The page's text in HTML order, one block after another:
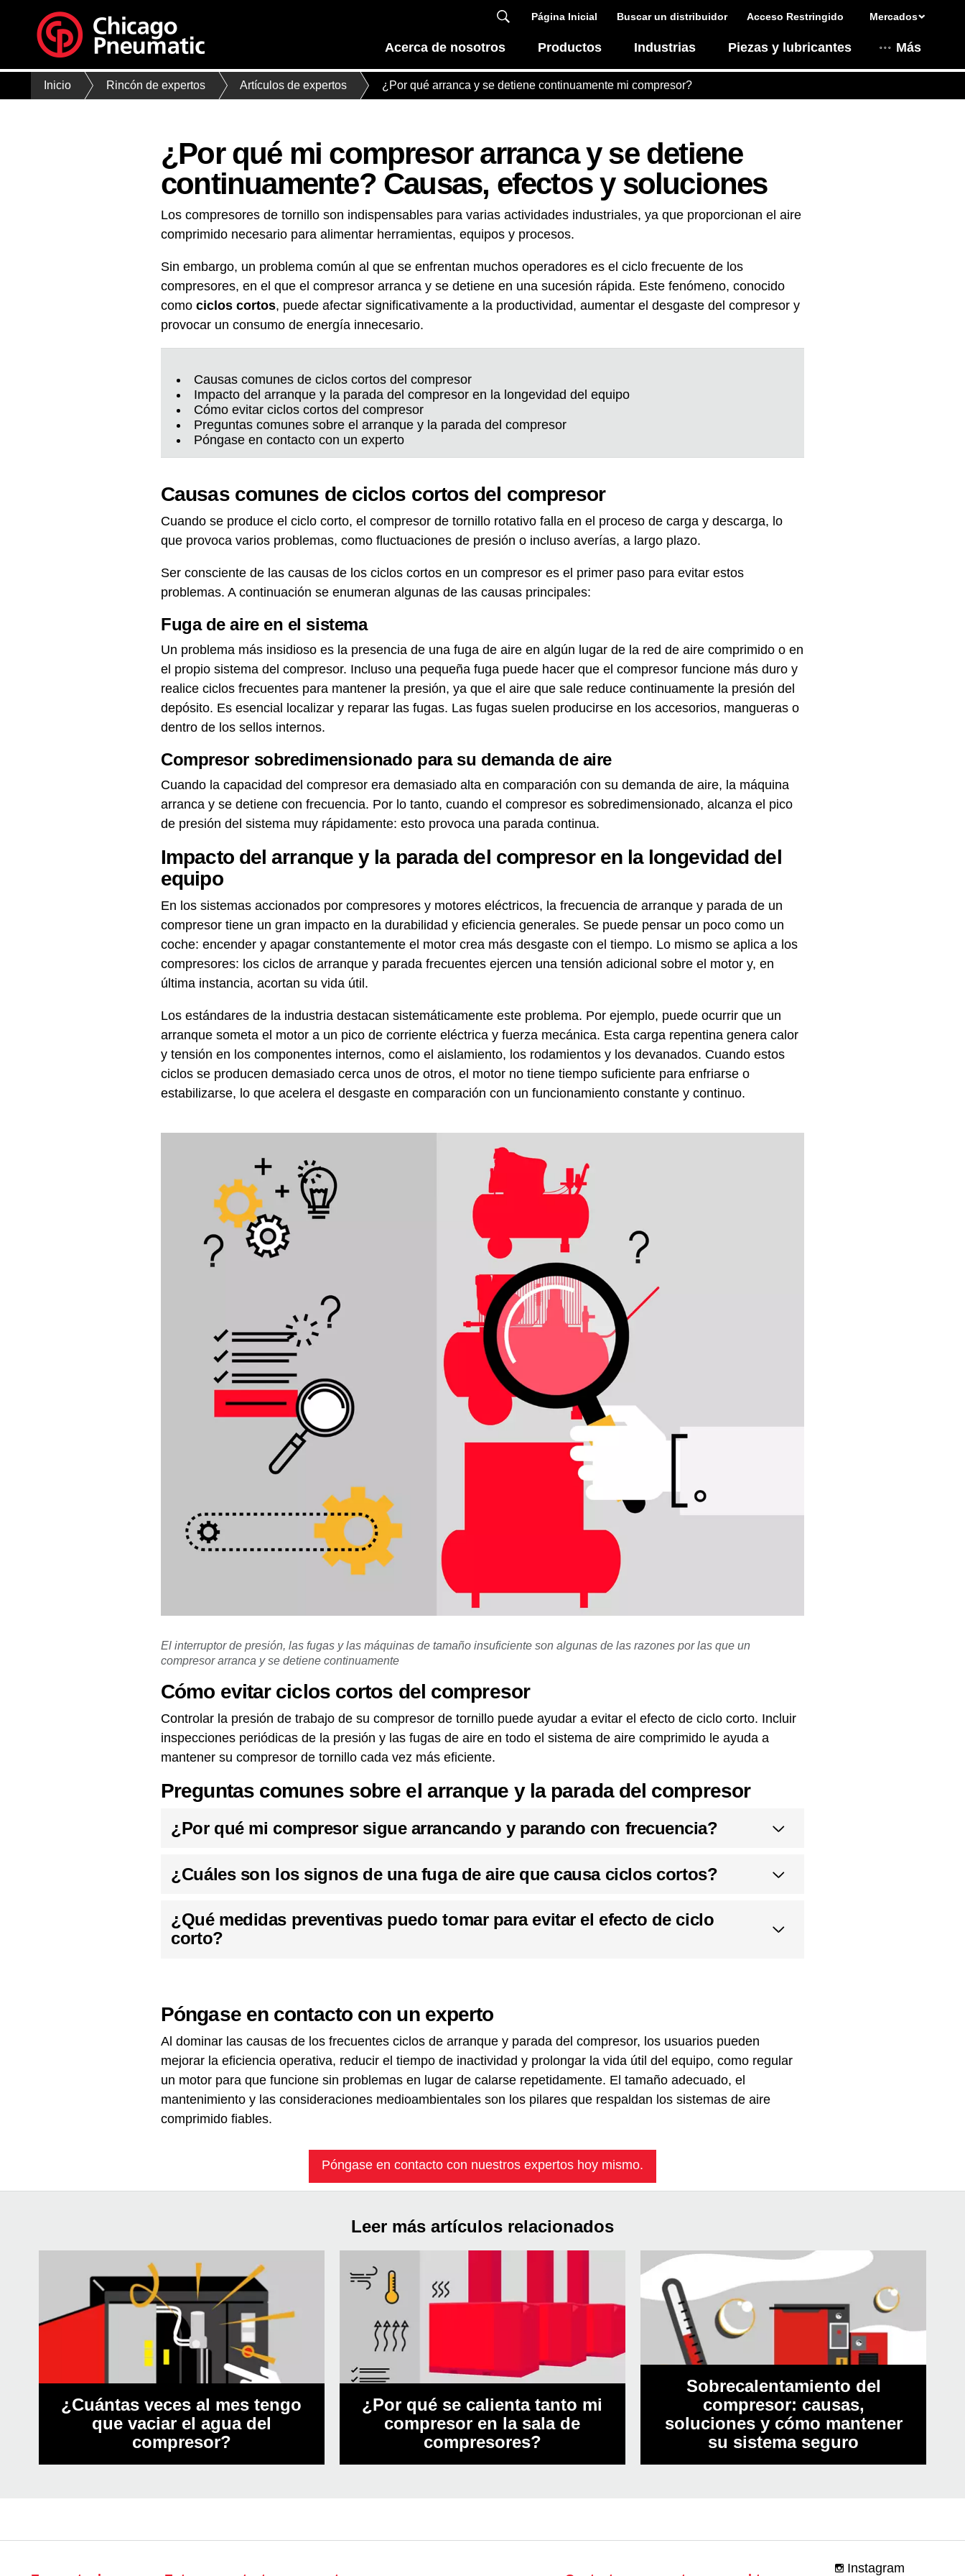
Mercados
Página Inicial Buscar un distribuidor Acceso Restringido
Más
Acerca de nosotros Productos Industrias Piezas y lubricantes
Inicio Rincón de expertos Artículos de expertos ¿Por qué arranca y se detiene continuamente mi compresor?
¿Por qué mi compresor arranca y se detiene
continuamente? Causas, efectos y soluciones
Los compresores de tornillo son indispensables para varias actividades industriales, ya que proporcionan el aire
comprimido necesario para alimentar herramientas, equipos y procesos.
Sin embargo, un problema común al que se enfrentan muchos operadores es el ciclo frecuente de los
compresores, en el que el compresor arranca y se detiene en una sucesión rápida. Este fenómeno, conocido
como ciclos cortos, puede afectar significativamente a la productividad, aumentar el desgaste del compresor y
provocar un consumo de energía innecesario.
Causas comunes de ciclos cortos del compresor
Impacto del arranque y la parada del compresor en la longevidad del equipo
Cómo evitar ciclos cortos del compresor
Preguntas comunes sobre el arranque y la parada del compresor
Póngase en contacto con un experto
Causas comunes de ciclos cortos del compresor
Cuando se produce el ciclo corto, el compresor de tornillo rotativo falla en el proceso de carga y descarga, lo
que provoca varios problemas, como fluctuaciones de presión o incluso averías, a largo plazo.
Ser consciente de las causas de los ciclos cortos en un compresor es el primer paso para evitar estos
problemas. A continuación se enumeran algunas de las causas principales:
Fuga de aire en el sistema
Un problema más insidioso es la presencia de una fuga de aire en algún lugar de la red de aire comprimido o en
el propio sistema del compresor. Incluso una pequeña fuga puede hacer que el compresor funcione más duro y
realice ciclos frecuentes para mantener la presión, ya que el aire que sale reduce continuamente la presión del
depósito. Es esencial localizar y reparar las fugas. Las fugas suelen producirse en los accesorios, mangueras o
dentro de los sellos internos.
Compresor sobredimensionado para su demanda de aire
Cuando la capacidad del compresor era demasiado alta en comparación con su demanda de aire, la máquina
arranca y se detiene con frecuencia. Por lo tanto, cuando el compresor es sobredimensionado, alcanza el pico
de presión del sistema muy rápidamente: esto provoca una parada continua.
Impacto del arranque y la parada del compresor en la longevidad del
equipo
En los sistemas accionados por compresores y motores eléctricos, la frecuencia de arranque y parada de un
compresor tiene un gran impacto en la durabilidad y eficiencia generales. Se puede pensar un poco como un
coche: encender y apagar constantemente el motor crea más desgaste con el tiempo. Lo mismo se aplica a los
compresores: los ciclos de arranque y parada frecuentes ejercen una tensión adicional sobre el motor y, en
última instancia, acortan su vida útil.
Los estándares de la industria destacan sistemáticamente este problema. Por ejemplo, puede ocurrir que un
arranque someta el motor a un pico de corriente eléctrica y fuerza mecánica. Esta carga repentina genera calor
y tensión en los componentes internos, como el aislamiento, los rodamientos y los devanados. Cuando estos
ciclos se producen demasiado cerca unos de otros, el motor no tiene tiempo suficiente para enfriarse o
estabilizarse, lo que acelera el desgaste en comparación con un funcionamiento constante y continuo.
El interruptor de presión, las fugas y las máquinas de tamaño insuficiente son algunas de las razones por las que un
compresor arranca y se detiene continuamente
Cómo evitar ciclos cortos del compresor
Controlar la presión de trabajo de su compresor de tornillo puede ayudar a evitar el efecto de ciclo corto. Incluir
inspecciones periódicas de la presión y las fugas de aire en todo el sistema de aire comprimido le ayuda a
mantener su compresor de tornillo cada vez más eficiente.
Preguntas comunes sobre el arranque y la parada del compresor
¿Por qué mi compresor sigue arrancando y parando con frecuencia?
¿Cuáles son los signos de una fuga de aire que causa ciclos cortos?
¿Qué medidas preventivas puedo tomar para evitar el efecto de ciclo
corto?
Póngase en contacto con un experto
Al dominar las causas de los frecuentes ciclos de arranque y parada del compresor, los usuarios pueden
mejorar la eficiencia operativa, reducir el tiempo de inactividad y prolongar la vida útil del equipo, como regular
un motor para que funcione sin problemas en lugar de calarse repetidamente. El tamaño adecuado, el
mantenimiento y las consideraciones medioambientales son los pilares que respaldan los sistemas de aire
comprimido fiables.
Póngase en contacto con nuestros expertos hoy mismo.
Leer más artículos relacionados
¿Cuántas veces al mes tengo
que vaciar el agua del
compresor?
¿Por qué se calienta tanto mi
compresor en la sala de
compresores?
Sobrecalentamiento del
compresor: causas,
soluciones y cómo mantener
su sistema seguro
Instagram